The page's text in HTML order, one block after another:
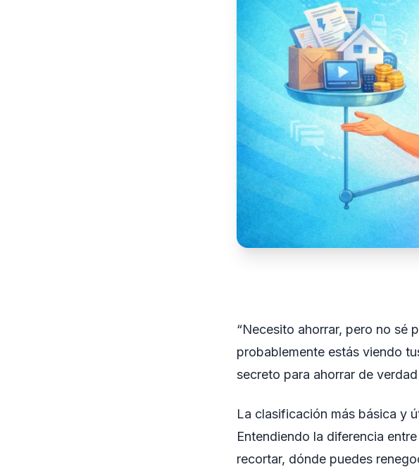
“Necesito ahorrar, pero no sé
probablemente estás viendo
secreto para ahorrar de
La clasificación más básica y
Entendiendo la diferencia
recortar, dónde puedes